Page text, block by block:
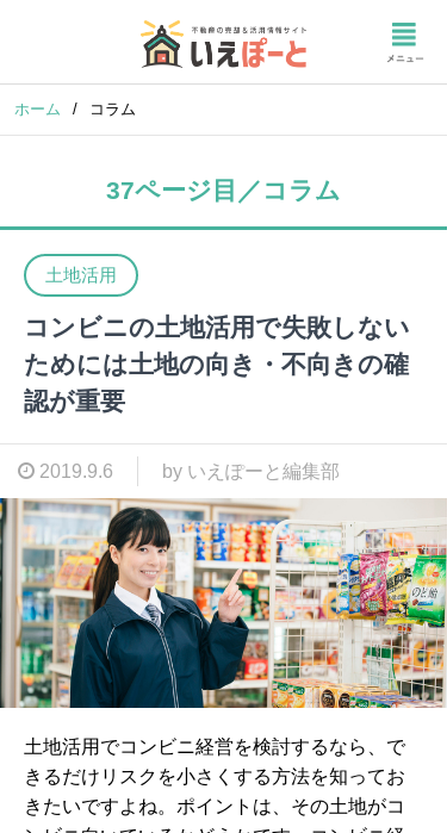
ホーム / コラム
37ページ目／コラム
土地活用
コンビニの土地活用で失敗しない
ためには土地の向き・不向きの確
認が重要
2019.9.6 by いえぽーと編集部
土地活用でコンビニ経営を検討するなら、で
きるだけリスクを小さくする方法を知ってお
きたいですよね。ポイントは、その土地がコ